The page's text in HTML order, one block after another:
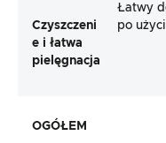
Czyszczeni
e i łatwa
pielęgnacja
Łatwy
po
OGÓŁEM